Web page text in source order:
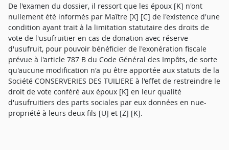
De l'examen du dossier, il ressort que les époux [K] n'ont
nullement été informés par Maître [X] [C] de l'existence d'une
condition ayant trait à la limitation statutaire des droits de
vote de l'usufruitier en cas de donation avec réserve
d'usufruit, pour pouvoir bénéficier de l'exonération fiscale
prévue à l'article 787 B du Code Général des Impôts, de sorte
qu'aucune modification n'a pu être apportée aux statuts de la
Société CONSERVERIES DES TUILIERE à l'effet de restreindre le
droit de vote conféré aux époux [K] en leur qualité
d'usufruitiers des parts sociales par eux données en nue-
propriété à leurs deux fils [U] et [Z] [K].